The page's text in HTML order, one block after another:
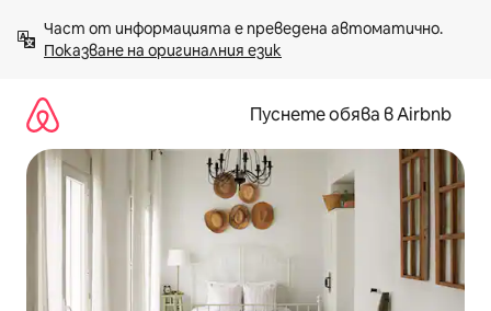
към
съдържанието
Показване на оригиналния език
Пуснете обява в Airbnb